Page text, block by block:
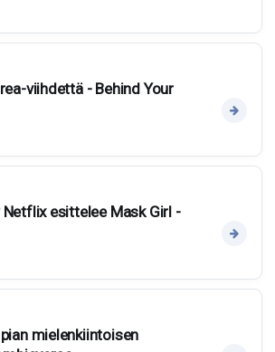
viihdettä - Behind Your
esittelee Mask Girl -
mielenkiintoisen